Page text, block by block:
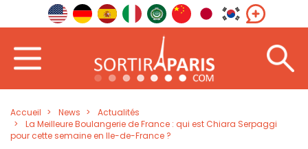
Accueil News
Actualités
La Meilleure Boulangerie de France : qui est Chiara Serpaggi
pour cette semaine en Ile-de-France ?